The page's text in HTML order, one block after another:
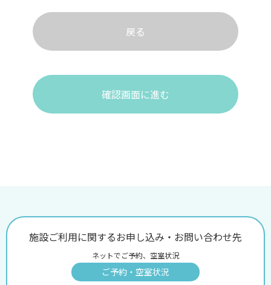
戻る
確認画面に進む
施設ご利用に関するお申し込み・お問い合わせ先
ネットでご予約、空室状況
ご予約・空室状況